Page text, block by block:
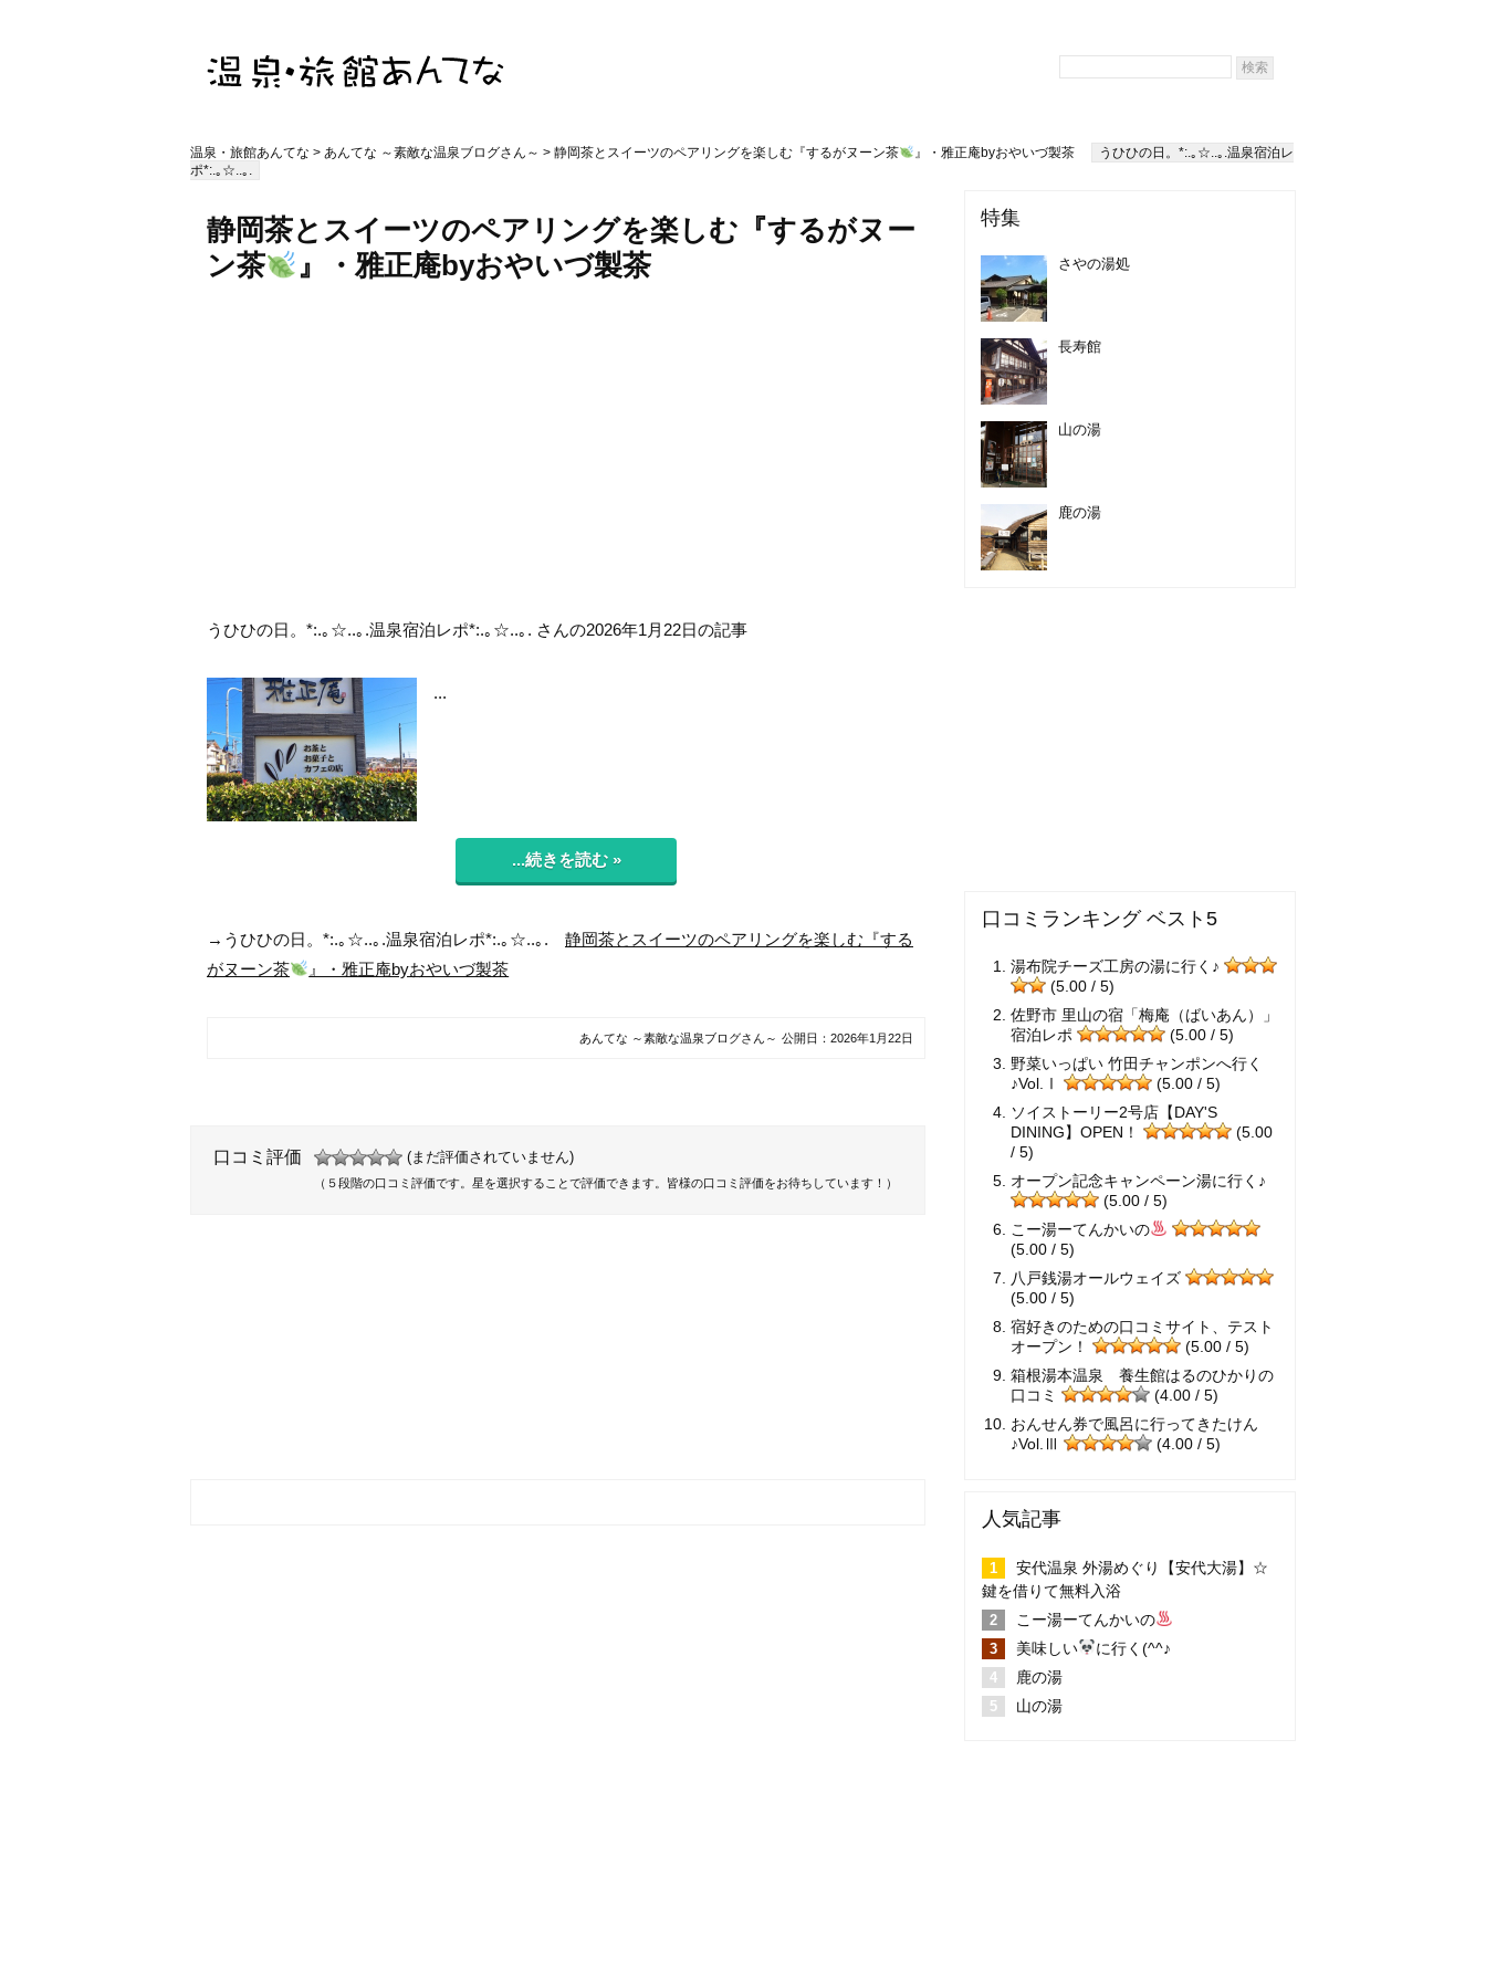
温泉・旅館あんてな > あんてな ～素敵な温泉ブログさん～ > 静岡茶とスイーツのペアリングを楽しむ『するがヌーン茶 』・雅正庵byおやいづ製茶
うひひの日。*:.｡☆..｡.温泉宿泊レ
ポ*:.｡☆..｡.
静岡茶とスイーツのペアリングを楽しむ『するがヌー
ン茶
』・雅正庵byおやいづ製茶
うひひの日。*:.｡☆..｡.温泉宿泊レポ*:.｡☆..｡. さんの2026年1月22日の記事
...
...続きを読む »
→うひひの日。*:.｡☆..｡.温泉宿泊レポ*:.｡☆..｡. 静岡茶とスイーツのペアリングを楽しむ『する
がヌーン茶
』・雅正庵byおやいづ製茶
あんてな ～素敵な温泉ブログさん～ 公開日： 2026年1月22日
口コミ評価 (まだ評価されていません)
（５段階の口コミ評価です。星を選択することで評価できます。皆様の口コミ評価をお待ちしています！）
特集
さやの湯処
長寿館
山の湯
鹿の湯
口コミランキング ベスト5
湯布院チーズ工房の湯に行く♪
(5.00 / 5)
佐野市 里山の宿「梅庵（ばいあん）」
宿泊レポ
(5.00 / 5)
野菜いっぱい 竹田チャンポンへ行く
♪Vol.Ⅰ
(5.00 / 5)
ソイストーリー2号店【DAY'S
DINING】OPEN！
(5.00
/ 5)
オープン記念キャンペーン湯に行く♪
(5.00 / 5)
こー湯ーてんかいの
(5.00 / 5)
八戸銭湯オールウェイズ
(5.00 / 5)
宿好きのための口コミサイト、テスト
オープン！
(5.00 / 5)
箱根湯本温泉 養生館はるのひかりの
口コミ
(4.00 / 5)
おんせん券で風呂に行ってきたけん
♪Vol.Ⅲ
(4.00 / 5)
人気記事
安代温泉 外湯めぐり【安代大湯】☆
鍵を借りて無料入浴
こー湯ーてんかいの
美味しい
に行く(^^♪
鹿の湯
山の湯